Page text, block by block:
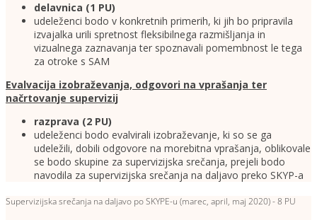
delavnica (1 PU)
udeleženci bodo v konkretnih primerih, ki jih bo pripravila
izvajalka urili spretnost fleksibilnega razmišljanja in
vizualnega zaznavanja ter spoznavali pomembnost le tega
za otroke s SAM
Evalvacija izobraževanja, odgovori na vprašanja ter
načrtovanje supervizij
razprava (2 PU)
udeleženci bodo evalvirali izobraževanje, ki so se ga
udeležili, dobili odgovore na morebitna vprašanja, oblikovale
se bodo skupine za supervizijska srečanja, prejeli bodo
navodila za supervizijska srečanja na daljavo preko SKYP-a
Supervizijska srečanja na daljavo po SKYPE-u (marec, april, maj 2020) - 8 PU